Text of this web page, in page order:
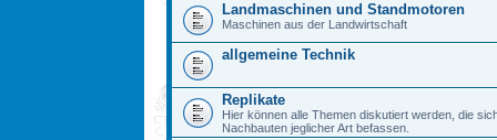
Landmaschinen und Standmotoren
Maschinen aus der Landwirtschaft
allgemeine Technik
Replikate
Hier können alle Themen diskutiert werden, die
Nachbauten jeglicher Art befassen.